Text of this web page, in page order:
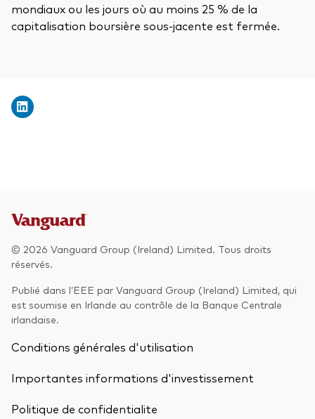
mondiaux ou les jours où au moins 25 % de la
capitalisation boursière sous-jacente est fermée.
© 2026 Vanguard Group (Ireland) Limited. Tous droits
réservés.
Publié dans l’EEE par Vanguard Group (Ireland) Limited, qui
est soumise en Irlande au contrôle de la Banque Centrale
irlandaise.
Conditions générales d'utilisation
Importantes informations d'investissement
Politique de confidentialite